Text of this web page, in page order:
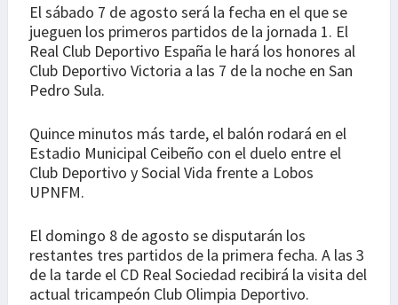
El sábado 7 de agosto será la fecha en el que se
jueguen los primeros partidos de la jornada 1. El
Real Club Deportivo España le hará los honores al
Club Deportivo Victoria a las 7 de la noche en San
Pedro Sula.
Quince minutos más tarde, el balón rodará en el
Estadio Municipal Ceibeño con el duelo entre el
Club Deportivo y Social Vida frente a Lobos
UPNFM.
El domingo 8 de agosto se disputarán los
restantes tres partidos de la primera fecha. A las 3
de la tarde el CD Real Sociedad recibirá la visita del
actual tricampeón Club Olimpia Deportivo.